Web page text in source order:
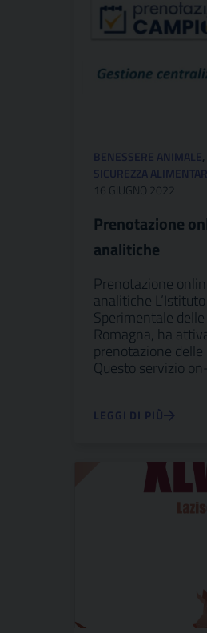
BENESSERE ANIMALE,
SICUREZZA
16 GIUGNO 2022
Prenotazione
analitiche
Prenotazione
analitiche
Sperimentale
Romagna, ha
prenotazione
Questo servizio
LEGGI DI PIÙ